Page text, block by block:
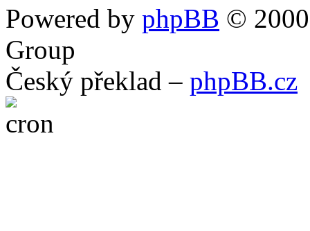
Powered by phpBB ©
Group
Český překlad – phpBB.cz